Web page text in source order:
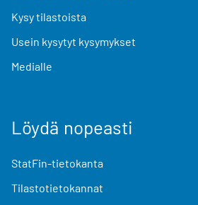
Kysy tilastoista
Usein kysytyt kysymykset
Medialle
Löydä nopeasti
StatFin-tietokanta
Tilastotietokannat